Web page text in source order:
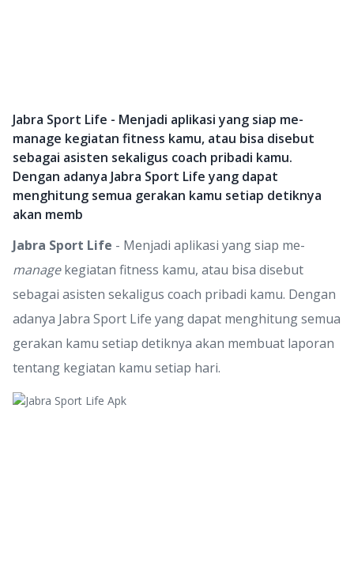
Jabra Sport Life - Menjadi aplikasi yang siap me-
manage kegiatan fitness kamu, atau bisa disebut
sebagai asisten sekaligus coach pribadi kamu.
Dengan adanya Jabra Sport Life yang dapat
menghitung semua gerakan kamu setiap detiknya
akan memb
Jabra Sport Life - Menjadi aplikasi yang siap me-
managekegiatan fitness kamu, atau bisa disebut
sebagai asisten sekaligus coach pribadi kamu. Dengan
adanya Jabra Sport Life yang dapat menghitung semua
gerakan kamu setiap detiknya akan membuat laporan
tentang kegiatan kamu setiap hari.